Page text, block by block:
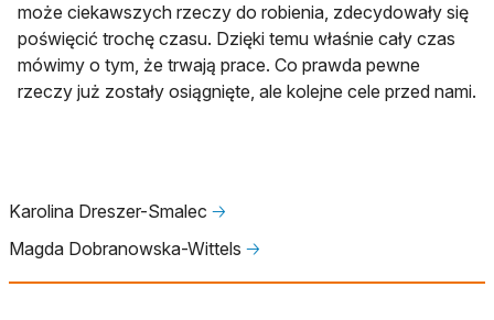
może ciekawszych rzeczy do robienia, zdecydowały się
poświęcić trochę czasu. Dzięki temu właśnie cały czas
mówimy o tym, że trwają prace. Co prawda pewne
rzeczy już zostały osiągnięte, ale kolejne cele przed nami.
Karolina Dreszer-Smalec 🡢
Magda Dobranowska-Wittels 🡢